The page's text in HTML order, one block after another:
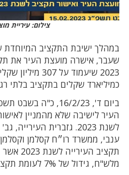
צילום: עיריית
במהלך ישיבת התקציב
שעבר, אישרה מועצת העיר את
2023 שיעמוד על
כמיליארד שקלים בתקציב בלתי
ביום ד', 16/2/23, כ"ה
העיר לישיבה שלא מהמניין
לשנת 2023. גזברית
ענבי, ממשרד רו״ח קסלמן
מלש"ח, גידול של 7% לעומת תקציב 2022.